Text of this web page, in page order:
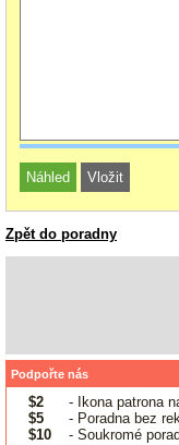
Zpět do poradny
Podpořte nás
$2
- Ikona patrona
$5
- Poradna bez
$10
- Soukromé